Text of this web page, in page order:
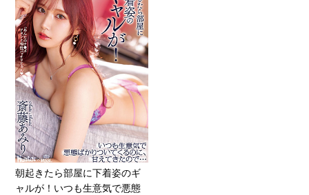
朝起きたら部屋に下着姿のギ
ャルが！いつも生意気で悪態